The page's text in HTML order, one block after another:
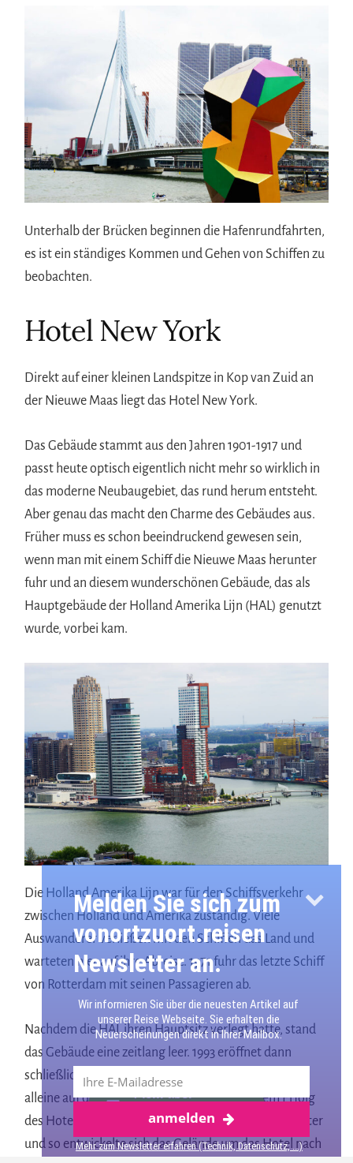
Unterhalb der Brücken beginnen die Hafenrundfahrten,
es ist ein ständiges Kommen und Gehen von Schiffen zu
beobachten.
Hotel New York
Direkt auf einer kleinen Landspitze in Kop van Zuid an
der Nieuwe Maas liegt das Hotel New York.
Das Gebäude stammt aus den Jahren 1901-1917 und
passt heute optisch eigentlich nicht mehr so wirklich in
das moderne Neubaugebiet, das rund herum entsteht.
Aber genau das macht den Charme des Gebäudes aus.
Früher muss es schon beeindruckend gewesen sein,
wenn man mit einem Schiff die Nieuwe Maas herunter
fuhr und an diesem wunderschönen Gebäude, das als
Hauptgebäude der Holland Amerika Lijn (HAL) genutzt
wurde, vorbei kam.
Die Holland Amerika Lijn war für den Schiffsverkehr
zwischen Holland und Amerika zuständig. Viele
Auswanderer verließen mit den Schiffen das Land und
warteten hier auf ihre Abreise. 1971 fuhr das letzte Schiff
von Rotterdam mit seinen Passagieren ab.
Nachdem die HAL ihren Hauptsitz verlegt hatte, stand
das Gebäude eine zeitlang leer. 1993 eröffnet dann
schließlich das Luxushotel, das damals noch völlig
alleine auf der kleinen Halbinsel stand. Mit dem Erfolg
des Hotels wurde das Land für Investoren interessanter
und so entwickelte sich das Gelände um das Hotel nach
Mehr über
Rotterdam
Melden Sie sich zum
vonortzuort.reisen
Newsletter an.
Wir informieren Sie über die neuesten Artikel auf
unserer Reise Webseite. Sie erhalten die
Neuerscheinungen direkt in Ihrer Mailbox.
anmelden
Mehr zum Newsletter erfahren (Technik, Datenschutz, ...)